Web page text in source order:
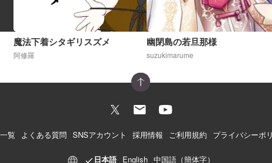
魔法下着シタギリスズメ
阿修羅
幽閉島の若旦那様
suzukimarume
覧 よくある質問 SNSアカウント 採用情報 ご利用規約 プライバシーポ
日本語 English 中国語（簡体字）